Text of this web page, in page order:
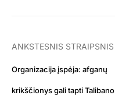
ANKSTESNIS STRAIPSNIS
Organizacija įspėja: afganų
krikščionys gali tapti Talibano